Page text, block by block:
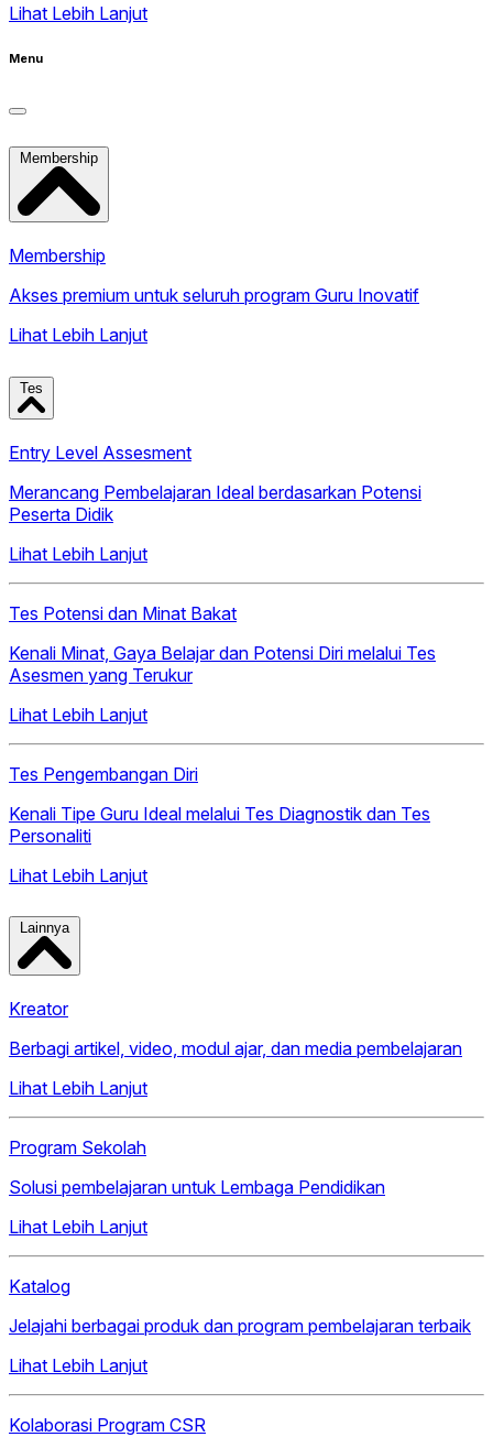
Lihat Lebih Lanjut
Menu
Membership
Membership
Akses premium untuk seluruh program Guru Inovatif
Lihat Lebih Lanjut
Tes
Entry Level Assesment
Merancang Pembelajaran Ideal berdasarkan Potensi
Peserta Didik
Lihat Lebih Lanjut
Tes Potensi dan Minat Bakat
Kenali Minat, Gaya Belajar dan Potensi Diri melalui Tes
Asesmen yang Terukur
Lihat Lebih Lanjut
Tes Pengembangan Diri
Kenali Tipe Guru Ideal melalui Tes Diagnostik dan Tes
Personaliti
Lihat Lebih Lanjut
Lainnya
Kreator
Berbagi artikel, video, modul ajar, dan media pembelajaran
Lihat Lebih Lanjut
Program Sekolah
Solusi pembelajaran untuk Lembaga Pendidikan
Lihat Lebih Lanjut
Katalog
Jelajahi berbagai produk dan program pembelajaran terbaik
Lihat Lebih Lanjut
Kolaborasi Program CSR